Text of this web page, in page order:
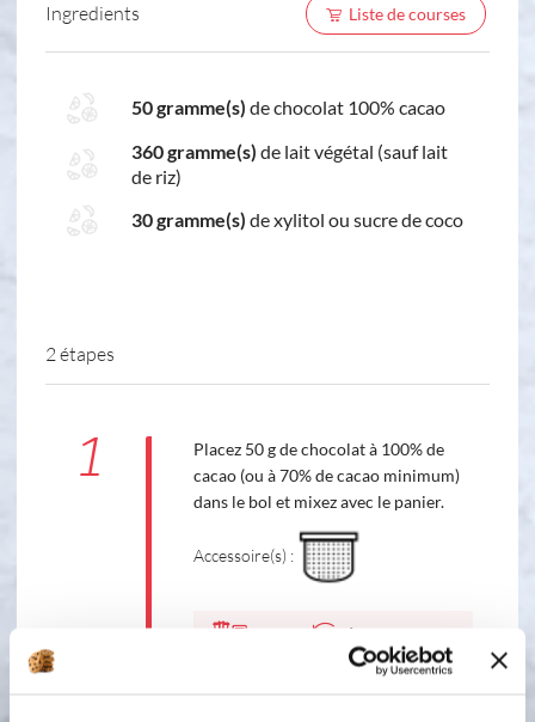
Ingredients Liste de courses
50 gramme(s) de chocolat 100% cacao
360 gramme(s) de lait végétal (sauf lait
de riz)
30 gramme(s) de xylitol ou sucre de coco
2 étapes
1
Placez 50 g de chocolat à 100% de
cacao (ou à 70% de cacao minimum)
dans le bol et mixez avec le panier.
Accessoire(s) :
6